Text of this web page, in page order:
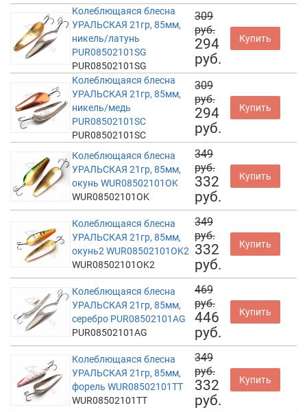
Колеблющаяся блесна
УРАЛЬСКАЯ 21гр, 85мм,
никель/латунь
PUR08502101SG
PUR08502101SG
309
руб.
294
руб.
Купить
Колеблющаяся блесна
УРАЛЬСКАЯ 21гр, 85мм,
никель/медь
PUR08502101SC
PUR08502101SC
309
руб.
294
руб.
Купить
Колеблющаяся блесна
УРАЛЬСКАЯ 21гр, 85мм,
окунь WUR08502101OK
WUR08502101OK
349
руб.
332
руб.
Купить
Колеблющаяся блесна
УРАЛЬСКАЯ 21гр, 85мм,
окунь2 WUR08502101OK2
WUR08502101OK2
349
руб.
332
руб.
Купить
Колеблющаяся блесна
УРАЛЬСКАЯ 21гр, 85мм,
серебро PUR08502101AG
PUR08502101AG
469
руб.
446
руб.
Купить
Колеблющаяся блесна
УРАЛЬСКАЯ 21гр, 85мм,
форель WUR08502101TT
WUR08502101TT
349
руб.
332
руб.
Купить